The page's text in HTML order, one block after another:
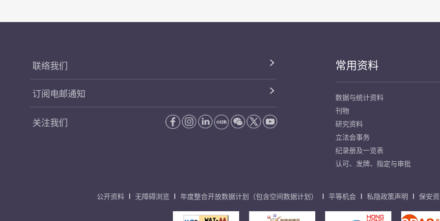
联络我们
订阅电邮通知
关注我们
常用资料
数据与统计资料
刊物
研究资料
立法会事务
纪录册及一览表
认可、发牌、指定与审批
公开资料 无障碍浏览 年度整合开放数据计划（包含空间数据计划） 平等机会 私隐政策声明 保安